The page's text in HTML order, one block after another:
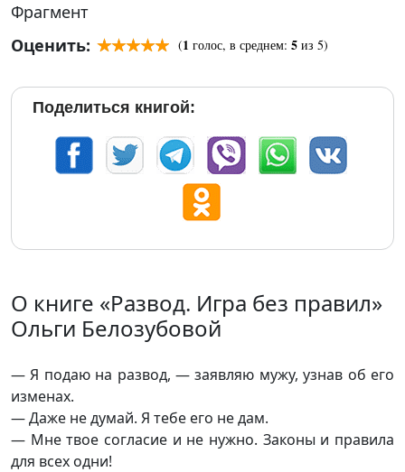
Фрагмент
Оценить:
(1 голос, в среднем: 5 из 5)
Поделиться книгой:
О книге «Развод. Игра без правил»
Ольги Белозубовой
— Я подаю на развод, — заявляю мужу, узнав об его
изменах.
— Даже не думай. Я тебе его не дам.
— Мне твое согласие и не нужно. Законы и правила
для всех одни!